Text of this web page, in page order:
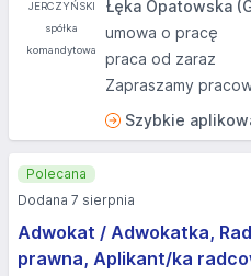
Łęka Opatowska
umowa o pracę
praca od zaraz
Zapraszamy
Szybkie
Adwokat / Adwokatka,
prawna, Aplikant/ka
Polecana
Dodana 7 sierpnia